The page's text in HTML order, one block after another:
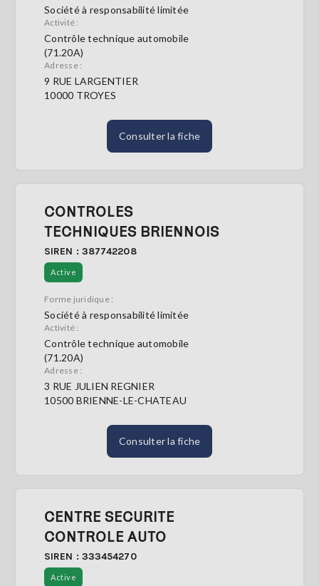
Société à responsabilité limitée
Activité :
Contrôle technique automobile
(71.20A)
Adresse :
9 RUE LARGENTIER
10000 TROYES
Consulter la fiche
CONTROLES
TECHNIQUES BRIENNOIS
SIREN : 387742208
Active
Forme juridique :
Société à responsabilité limitée
Activité :
Contrôle technique automobile
(71.20A)
Adresse :
3 RUE JULIEN REGNIER
10500 BRIENNE-LE-CHATEAU
Consulter la fiche
CENTRE SECURITE
CONTROLE AUTO
SIREN : 333454270
Active